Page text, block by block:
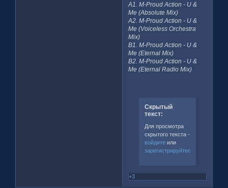
A1. M-Proud Action - U &
Me (Absolute Mix)
A2. M-Proud Action - U &
Me (Voiceless Orchestra
Mix)
B1. M-Proud Action - U &
Me (Eternal Mix)
B2. M-Proud Action - U &
Me (Eternal Radio Mix)
Скрытый
текст:
Для просмотра
скрытого текста -
войдитеили
зарегистрируйтесь
+3